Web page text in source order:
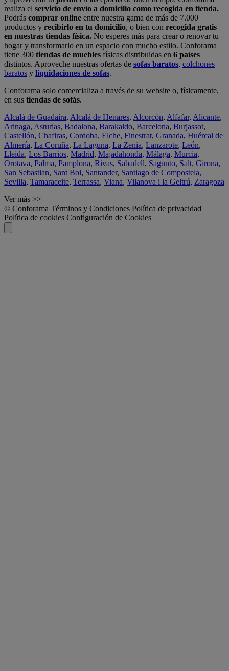
realiza el servicio de envío a domicilio como recogida en tienda.
Podrás comprar online entre nuestra gama de más de 7.000
productos y recibirlo en tu domicilio, o bien con recogida gratis
en nuestras tiendas física. No esperes más para crear o renovar tu
hogar y transformarlo en un espacio con mucho estilo. Conforama
tiene 300 tiendas de muebles físicas distribuidas en 6 países
distintos. Aproveche nuestras ofertas de sofas baratos, colchones
baratos y liquidaciones de sofas.
Conforama solo comercializa a través de su website o, físicamente,
en sus tiendas de sofás.
Alcalá de Guadaíra, Alcalá de Henares, Alcorcón, Alfafar, Alicante,
Arinaga, Asturias, Badalona, Barakaldo, Barcelona, Burjassot,
Castellón, Chafiras, Cordoba, Elche, Finestrat, Granada, Huércal de
Almería, La Coruña, La Laguna, La Zenia, Lanzarote, León,
Lleida, Los Barrios, Madrid, Majadahonda, Málaga, Murcia,
Orotava, Palma, Pamplona, Rivas, Sabadell, Sagunto, Salt, Girona,
San Sebastian, Sant Boi, Santander, Santiago de Compostela,
Sevilla, Tamaraceite, Terrassa, Viana, Vilanova i la Geltrú, Zaragoza
Ver más >>
© Conforama Términos y Condiciones Política de privacidad
Política de cookies Configuración de Cookies